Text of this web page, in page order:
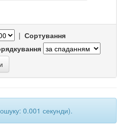
| Сортування
0.001 секунди).